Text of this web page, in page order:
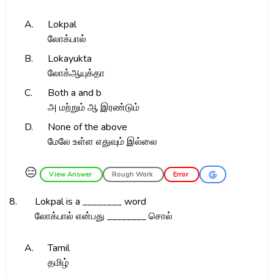
A.
Lokpal
லோக்பால்
B.
Lokayukta
லோக்ஆயுக்தா
C.
Both a and b
அ மற்றும் ஆ இரண்டும்
D.
None of the above
மேலே உள்ள எதுவும் இல்லை
😑 View Answer Rough Work Error
8.
Lokpal is a ________ word
லோக்பால் என்பது ________ சொல்
A.
Tamil
தமிழ்